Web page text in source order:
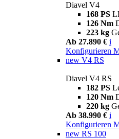
Diavel V4
168 PS
126 Nm
223 kg
Ab 27.890 € i
Konfigurieren
new V4 RS
Diavel V4 RS
182 PS
120 Nm
220 kg
Ab 38.990 € i
Konfigurieren
new RS 100